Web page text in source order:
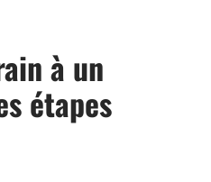
à un
étapes